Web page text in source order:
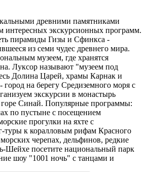
древними памятниками
интересных экскурсионных программ.
пирамиды Гизы и Сфинкса -
из семи чудес древнего мира.
музеем, где хранятся
Луксор называют "музеем под
Долина Царей, храмы Карнак и
на берегу Средиземного моря с
экскурсии в монастырь
Синай. Популярные программы:
по пустыне с посещением
прогулки на яхте с
туры к коралловым рифам Красного
черепах, дельфинов, редкие
посетите национальный парк
шоу "1001 ночь" с танцами и